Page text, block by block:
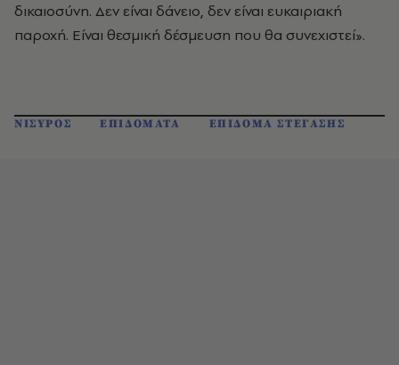
δικαιοσύνη. Δεν είναι δάνειο, δεν είναι ευκαιριακή
παροχή. Είναι θεσμική δέσμευση που θα συνεχιστεί».
ΝΙΣΥΡΟΣ ΕΠΙΔΟΜΑΤΑ ΕΠΙΔΟΜΑ ΣΤΕΓΑΣΗΣ